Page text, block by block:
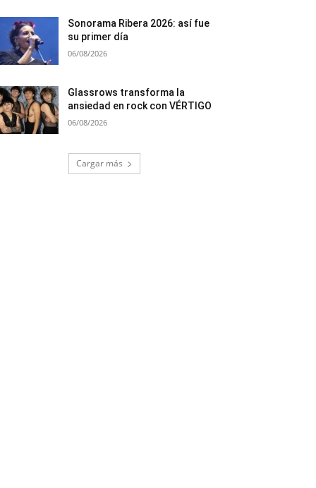
Sonorama Ribera 2026: así fue
su primer día
06/08/2026
Glassrows transforma la
ansiedad en rock con VÉRTIGO
06/08/2026
Cargar más